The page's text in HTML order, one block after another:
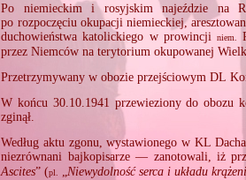
Po niemieckim i rosyjskim najeździe na
po rozpoczęciu okupacji niemieckiej,
duchowieństwa katolickiego w prowincji
niem.
przez Niemców na terytorium okupowanej
Przetrzymywany w obozie przejściowym DL
W końcu 30.10.1941 przewieziony do obozu
zginął.
Według aktu zgonu, wystawionego w KL
niezrównani bajkopisarze — zanotowali, iż
Ascites” (pl. „Niewydolność serca i układu